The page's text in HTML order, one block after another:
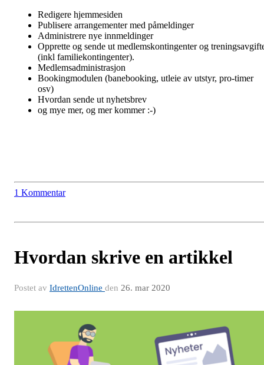
Redigere hjemmesiden
Publisere arrangementer med påmeldinger
Administrere nye innmeldinger
Opprette og sende ut medlemskontingenter og
(inkl familiekontingenter).
Medlemsadministrasjon
Bookingmodulen (banebooking, utleie av utstyr, pro-timer
osv)
Hvordan sende ut nyhetsbrev
og mye mer, og mer kommer :-)
1 Kommentar
Hvordan skrive en artikkel
Postet av IdrettenOnline den 26. mar 2020